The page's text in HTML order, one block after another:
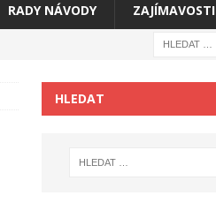
RADY NÁVODY ZAJÍMAVOSTI
HLEDAT